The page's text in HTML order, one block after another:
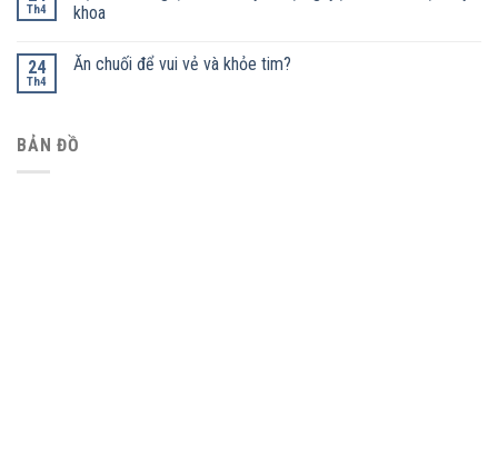
Th4
khoa
24
Th4
Ăn chuối để vui vẻ và khỏe tim?
BẢN ĐỒ